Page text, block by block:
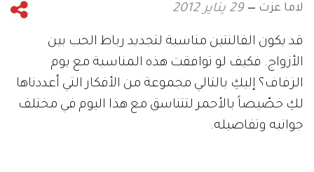
لاما عزت 29 يناير 2012
قد يكون الفالنتين مناسبة لتجديد رباط الحب بين
الأزواج. فكيف لو توافقت هذه المناسبة مع يوم
الزفاف؟ إليكِ بالتالي مجموعة من الأفكار التي أعددناها
لكِ خصّيصاً بالأحمر لتتناسق مع هذا اليوم في مختلف
جوانبه وتفاصيله.